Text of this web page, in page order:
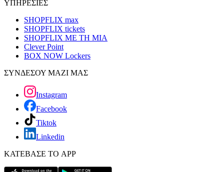
ΥΠΗΡΕΣΙΕΣ
SHOPFLIX max
SHOPFLIX tickets
SHOPFLIX ΜΕ ΤΗ ΜΙΑ
Clever Point
BOX NOW Lockers
ΣΥΝΔΕΣΟΥ ΜΑΖΙ ΜΑΣ
Instagram
Facebook
Tiktok
Linkedin
ΚΑΤΕΒΑΣΕ ΤΟ APP